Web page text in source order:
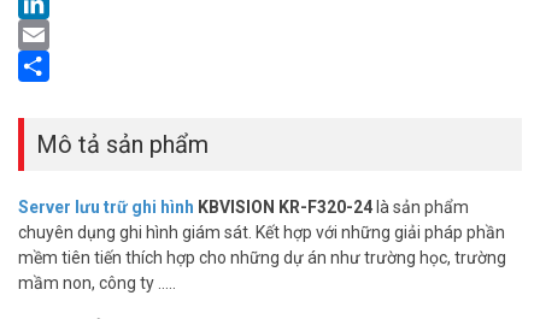
LinkedIn
Email
Mô tả sản phẩm
Server lưu trữ ghi hình KBVISION KR-F320-24là sản phẩm
chuyên dụng ghi hình giám sát. Kết hợp với những giải pháp phần
mềm tiên tiến thích hợp cho những dự án như trường học, trường
mầm non, công ty …..